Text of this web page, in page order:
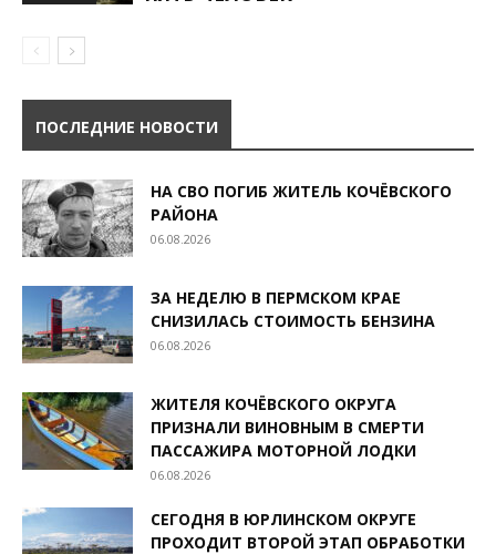
ПОСЛЕДНИЕ НОВОСТИ
НА СВО ПОГИБ ЖИТЕЛЬ КОЧЁВСКОГО
РАЙОНА
06.08.2026
ЗА НЕДЕЛЮ В ПЕРМСКОМ КРАЕ
СНИЗИЛАСЬ СТОИМОСТЬ БЕНЗИНА
06.08.2026
ЖИТЕЛЯ КОЧЁВСКОГО ОКРУГА
ПРИЗНАЛИ ВИНОВНЫМ В СМЕРТИ
ПАССАЖИРА МОТОРНОЙ ЛОДКИ
06.08.2026
СЕГОДНЯ В ЮРЛИНСКОМ ОКРУГЕ
ПРОХОДИТ ВТОРОЙ ЭТАП ОБРАБОТКИ